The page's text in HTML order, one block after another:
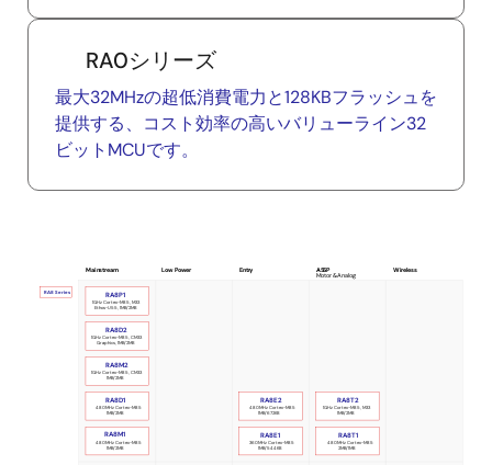
RA0シリーズ
最大32MHzの超低消費電力と128KBフラッシュを
提供する、コスト効率の高いバリューライン32
ビットMCUです。
Mainstream Low Power Entry ASSP Wireless
Motor & Analog
RA8 Series
480MHz Cortex-M85
2MB/1MB
RA8T1
360MHz Cortex-M85
1MB/544KB
RA8E1
480MHz Cortex-M85
1MB/2MB
RA8M1
480MHz Cortex-M85
1MB/672KB
RA8E2
1GHz Cortex-M85, M33
1MB/2MB
RA8T2
480MHz Cortex-M85
1MB/2MB
RA8D1
1GHz Cortex-M85, CM33
1MB/2MB
RA8M2
1GHz Cortex-M85, CM33
Graphics, 1MB/2MB
RA8D2
1GHz Cortex-M85, M33
Ethos-U55, 1MB/2MB
RA8P1